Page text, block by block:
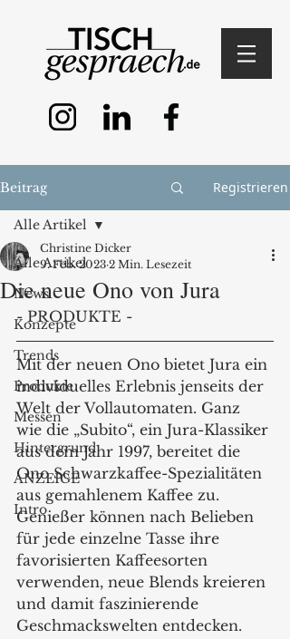
Beitrag Registrieren
Alle Artikel
News
Konzepte
Trends
Produkte
Messen
Hintergrund
ANZEIGE
Intro
Alle Artikel
Die neue Ono von Jura
Christine Dicker
9. Feb. 2023 2 Min. Lesezeit
- PRODUKTE -
Mit der neuen Ono bietet Jura ein
individuelles Erlebnis jenseits der
Welt der Vollautomaten. Ganz
wie die „Subito“, ein Jura-Klassiker
aus dem Jahr 1997, bereitet die
Ono Schwarzkaffee-Spezialitäten
aus gemahlenem Kaffee zu.
Genießer können nach Belieben
für jede einzelne Tasse ihre
favorisierten Kaffeesorten
verwenden, neue Blends kreieren
und damit faszinierende
Geschmackswelten entdecken.